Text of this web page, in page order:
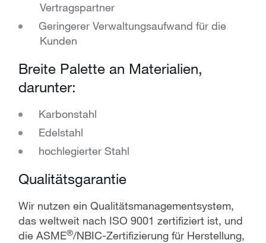
Vertragspartner
Geringerer Verwaltungsaufwand für die
Kunden
Breite Palette an Materialien,
darunter:
Karbonstahl
Edelstahl
hochlegierter Stahl
Qualitätsgarantie
Wir nutzen ein Qualitätsmanagementsystem,
das weltweit nach ISO 9001 zertifiziert ist, und
die ASME®/NBIC-Zertifizierung für Herstellung,